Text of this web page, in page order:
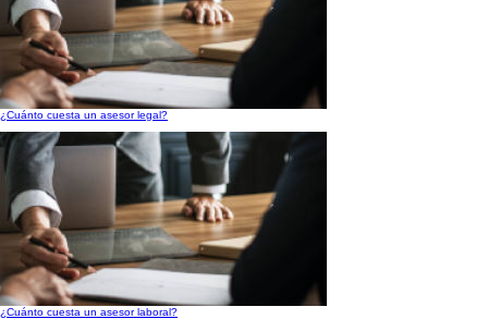
¿Cuánto cuesta un asesor legal?
¿Cuánto cuesta un asesor laboral?